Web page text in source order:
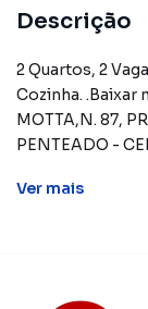
Descrição
2 Quartos, 2
Cozinha. .Baixar
MOTTA,N. 87,
PENTEADO -
próprios.
Ver mais